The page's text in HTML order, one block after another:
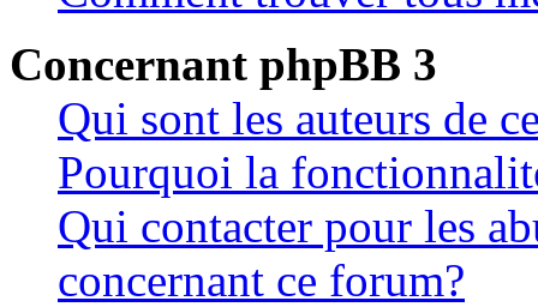
Concernant phpBB 3
Qui sont les auteurs de
Pourquoi la
Qui contacter pour les
concernant ce forum?